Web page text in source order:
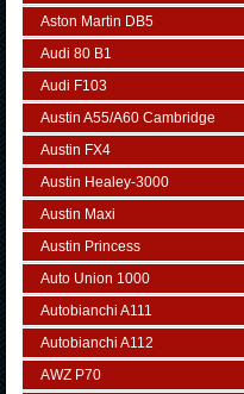
Aston Martin DB5
Audi 80 B1
Audi F103
Austin A55/A60 Cambridge
Austin FX4
Austin Healey-3000
Austin Maxi
Austin Princess
Auto Union 1000
Autobianchi A111
Autobianchi A112
AWZ P70